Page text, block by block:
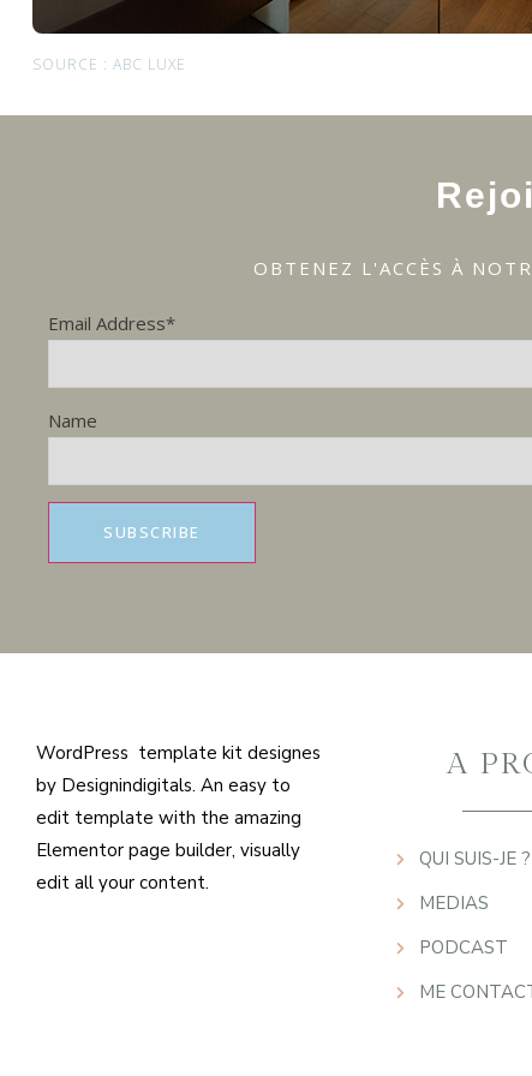
SOURCE : ABC LUXE
OBTENEZ L'ACCÈS À
Email Address*
Name
WordPress template kit designes
by Designindigitals. An easy to
edit template with the amazing
Elementor page builder, visually
edit all your content.
A
QUI SUIS-JE ?
MEDIAS
PODCAST
ME